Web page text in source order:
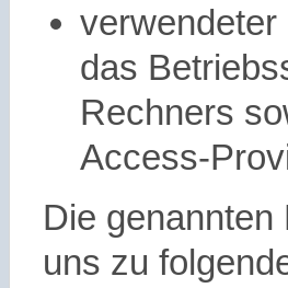
das
Rechners
Access-
Die
uns zu